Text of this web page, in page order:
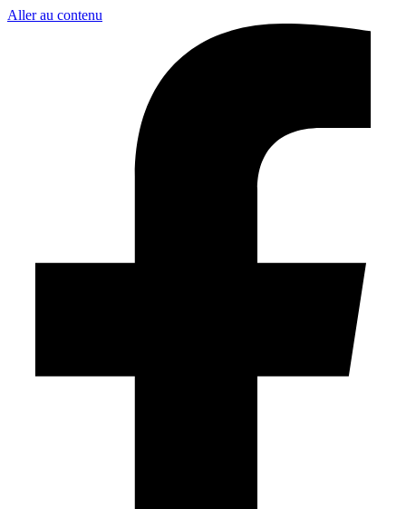
Aller au contenu